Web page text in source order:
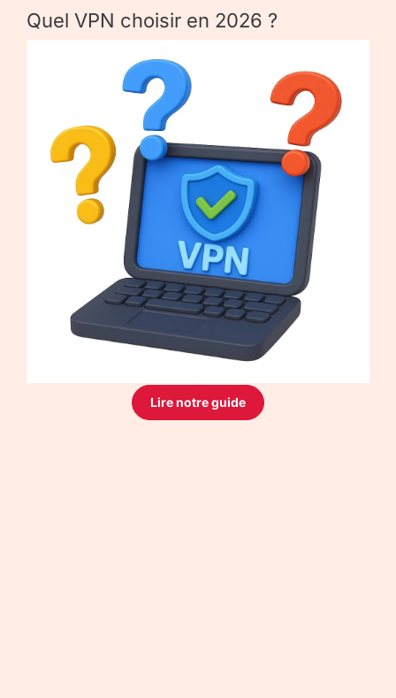
Quel VPN choisir en 2026 ?
Lire notre guide